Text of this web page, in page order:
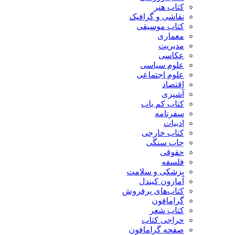
کتاب هنر
نقاشی و گرافیک
کتاب موسیقی
معماری
مدیریت
عکاسی
علوم سیاسی
علوم اجتماعی
اقتصاد
آشپزی
کتاب کم یاب
سفرنامه
ادبیات
کتاب خارجی
چاپ سنگی
حقوقی
فلسفه
پزشکی و سلامت
آمازون کیندل
کتاب‌های پرفروش
گرامافون
کتاب شعر
حراجی کتاب
صفحه گرامافون